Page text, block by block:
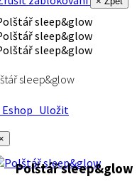
sleep&glow
Uložit
Polštář sleep&glow